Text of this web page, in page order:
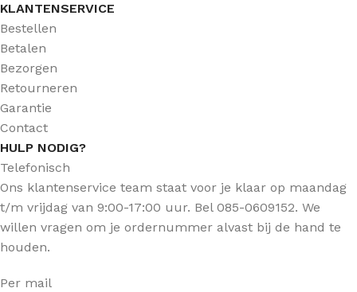
KLANTENSERVICE
Bestellen
Betalen
Bezorgen
Retourneren
Garantie
Contact
HULP NODIG?
Telefonisch
Ons klantenservice team staat voor je klaar op maandag
t/m vrijdag van 9:00-17:00 uur. Bel 085-0609152. We
willen vragen om je ordernummer alvast bij de hand te
houden.
Per mail